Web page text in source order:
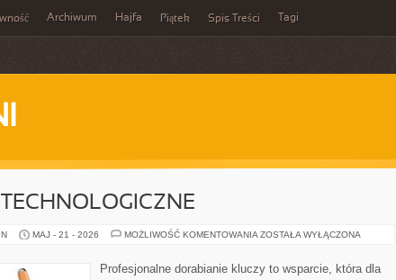
Archiwum Hajfa Piątek Spis Treści Tagi
MAJ - 21 - 2026 MOŻLIWOŚĆ KOMENTOWANIA NOWINKI
ZOSTAŁA WYŁĄCZONA
Profesjonalne dorabianie kluczy to wsparcie, która dla